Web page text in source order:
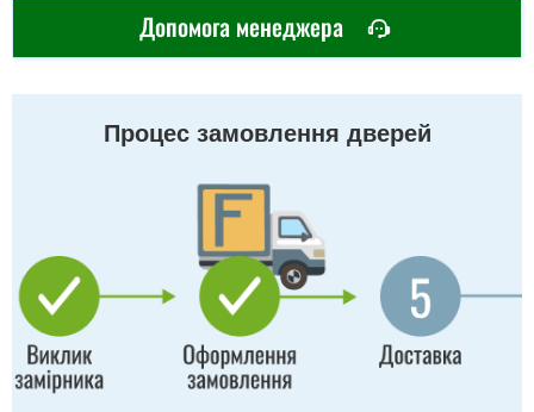
Допомога менеджера
Процес замовлення дверей